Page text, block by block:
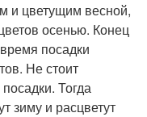
и цветущим весной,
осенью. Конец
посадки
Не стоит
Тогда
зиму и расцветут